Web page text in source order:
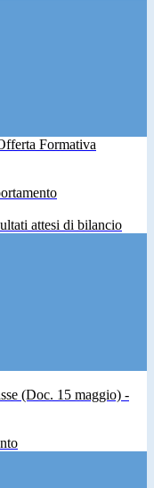
Formativa
attesi di bilancio
(Doc. 15 maggio) -